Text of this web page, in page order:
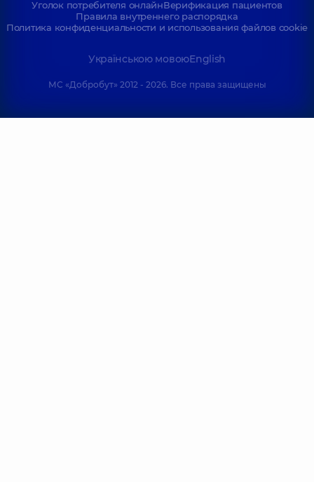
Уголок потребителя онлайнВерификация пациентов
Правила внутреннего распорядка
Политика конфиденциальности и использования файлов cookie
Українською мовоюEnglish
МС «Добробут» 2012 - 2026. Все права защищены